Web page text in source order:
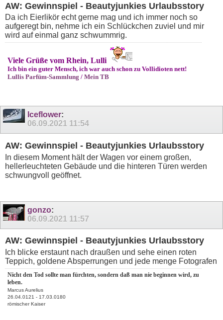
AW: Gewinnspiel - Beautyjunkies Urlaubsstory
Da ich Eierlikör echt gerne mag und ich immer noch so
aufgeregt bin, nehme ich ein Schlückchen zuviel und mir
wird auf einmal ganz schwummrig.
Viele Grüße vom Rhein, Lulli
Ich bin ein guter Mensch, ich war auch schon zu Vollidioten nett!
Lullis Parfüm-Sammlung / Mein TB
Iceflower:
06.09.2021 11:54
AW: Gewinnspiel - Beautyjunkies Urlaubsstory
In diesem Moment hält der Wagen vor einem großen,
hellerleuchteten Gebäude und die hinteren Türen werden
schwungvoll geöffnet.
gonzo:
06.09.2021 11:57
AW: Gewinnspiel - Beautyjunkies Urlaubsstory
Ich blicke erstaunt nach draußen und sehe einen roten
Teppich, goldene Absperrungen und jede menge Fotografen
Nicht den Tod sollte man fürchten, sondern daß man nie beginnen wird, zu
leben.
Marcus Aurelius
26.04.0121 - 17.03.0180
römischer Kaiser